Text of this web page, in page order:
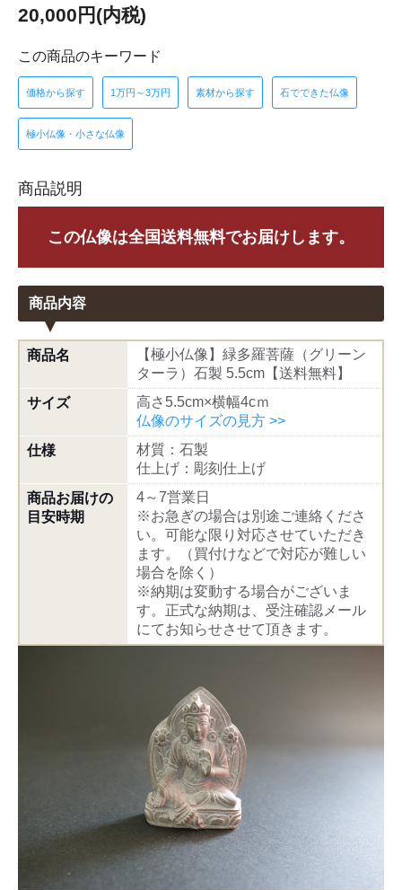
20,000円(内税)
この商品のキーワード
価格から探す 1万円～3万円 素材から探す 石でできた仏像
極小仏像・小さな仏像
商品説明
この仏像は全国送料無料でお届けします。
商品内容
商品名
【極小仏像】緑多羅菩薩（グリーン
ターラ）石製 5.5cm【送料無料】
サイズ
高さ5.5cm×横幅4cｍ
仏像のサイズの見方 >>
仕様
材質：石製
仕上げ：彫刻仕上げ
商品お届けの
目安時期
4～7営業日
※お急ぎの場合は別途ご連絡くださ
い。可能な限り対応させていただき
ます。（買付けなどで対応が難しい
場合を除く）
※納期は変動する場合がございま
す。正式な納期は、受注確認メール
にてお知らせさせて頂きます。